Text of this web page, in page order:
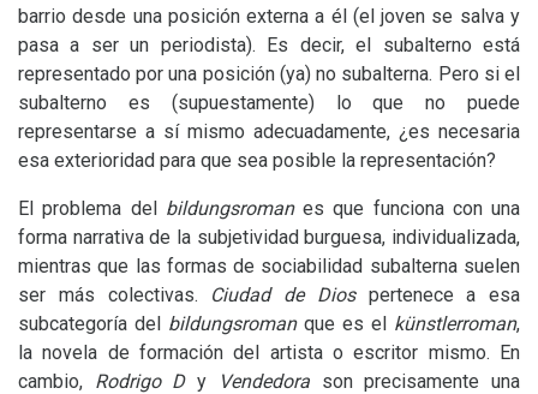
barrio desde una posición externa a él (el joven se salva y
pasa a ser un periodista). Es decir, el subalterno está
representado por una posición (ya) no subalterna. Pero si el
subalterno es (supuestamente) lo que no puede
representarse a sí mismo adecuadamente, ¿es necesaria
esa exterioridad para que sea posible la representación?
El problema del bildungsromanes que funciona con una
forma narrativa de la subjetividad burguesa, individualizada,
mientras que las formas de sociabilidad subalterna suelen
ser más colectivas. Ciudad de Diospertenece a esa
subcategoría del bildungsromanque es el künstlerroman,
la novela de formación del artista o escritor mismo. En
cambio, Rodrigo Dy Vendedorason precisamente una